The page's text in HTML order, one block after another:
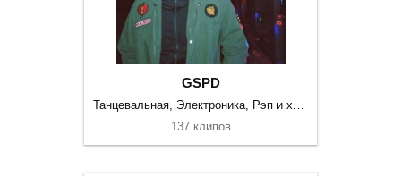
GSPD
Танцевальная, Электроника, Рэп и хип-хоп
137 клипов